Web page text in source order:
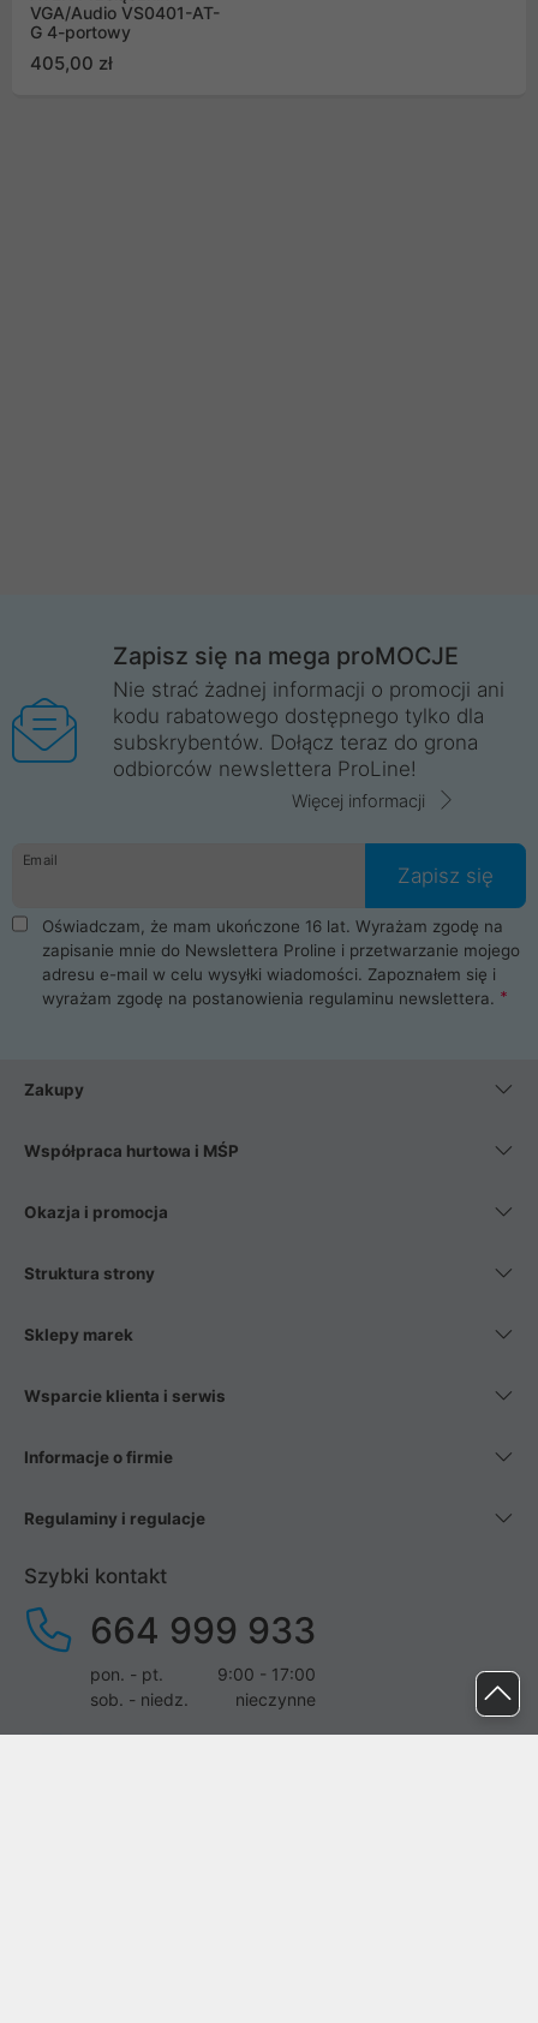
VGA/Audio VS0401-AT-
G 4-portowy
405,00 zł
Zapisz się na mega proMOCJE
Nie strać żadnej informacji o promocji ani
kodu rabatowego dostępnego tylko dla
subskrybentów. Dołącz teraz do grona
odbiorców newslettera ProLine!
Więcej informacji
Email
Zapisz się
Oświadczam, że mam ukończone 16 lat. Wyrażam zgodę na
zapisanie mnie do Newslettera Proline i przetwarzanie mojego
adresu e-mail w celu wysyłki wiadomości. Zapoznałem się i
wyrażam zgodę na postanowienia regulaminu newslettera.
Zakupy
Współpraca hurtowa i MŚP
Okazja i promocja
Struktura strony
Sklepy marek
Wsparcie klienta i serwis
Informacje o firmie
Regulaminy i regulacje
Szybki kontakt
664 999 933
pon. - pt.
9:00 - 17:00
sob. - niedz.
nieczynne